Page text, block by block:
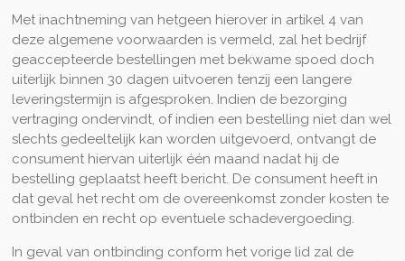
Met inachtneming van hetgeen hierover in artikel 4 van
deze algemene voorwaarden is vermeld, zal het bedrijf
geaccepteerde bestellingen met bekwame spoed doch
uiterlijk binnen 30 dagen uitvoeren tenzij een langere
leveringstermijn is afgesproken. Indien de bezorging
vertraging ondervindt, of indien een bestelling niet dan wel
slechts gedeeltelijk kan worden uitgevoerd, ontvangt de
consument hiervan uiterlijk één maand nadat hij de
bestelling geplaatst heeft bericht. De consument heeft in
dat geval het recht om de overeenkomst zonder kosten te
ontbinden en recht op eventuele schadevergoeding.
In geval van ontbinding conform het vorige lid zal de